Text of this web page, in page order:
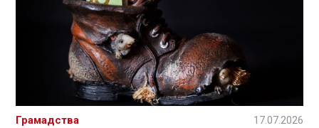
Грамадства 17.07.2026